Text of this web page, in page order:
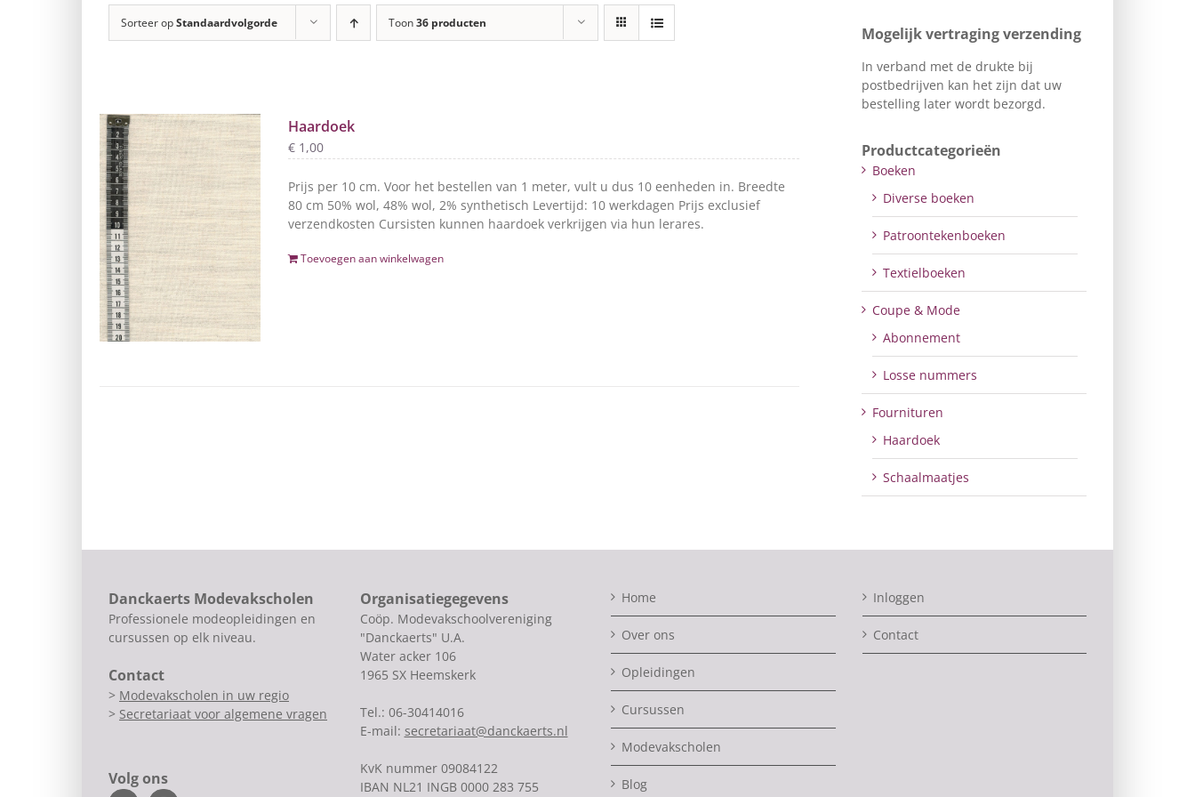
Sorteer opStandaardvolgorde Toon36 producten
Haardoek
€ 1,00
Prijs per 10 cm. Voor het bestellen van 1 meter, vult u dus 10 eenheden in. Breedte
80 cm 50% wol, 48% wol, 2% synthetisch Levertijd: 10 werkdagen Prijs exclusief
verzendkosten Cursisten kunnen haardoek verkrijgen via hun lerares.
Toevoegen aan winkelwagen
Mogelijk vertraging verzending
In verband met de drukte bij
postbedrijven kan het zijn dat uw
bestelling later wordt bezorgd.
Productcategorieën
Boeken
Diverse boeken
Patroontekenboeken
Textielboeken
Coupe & Mode
Abonnement
Losse nummers
Fournituren
Haardoek
Schaalmaatjes
Danckaerts Modevakscholen
Professionele modeopleidingen en
cursussen op elk niveau.
Contact
> Modevakscholen in uw regio
> Secretariaat voor algemene vragen
Volg ons
Organisatiegegevens
Coöp. Modevakschoolvereniging
"Danckaerts" U.A.
Water acker 106
1965 SX Heemskerk
Tel.: 06-30414016
E-mail: secretariaat@danckaerts.nl
KvK nummer 09084122
IBAN NL21 INGB 0000 283 755
Home
Over ons
Opleidingen
Cursussen
Modevakscholen
Blog
Inloggen
Contact